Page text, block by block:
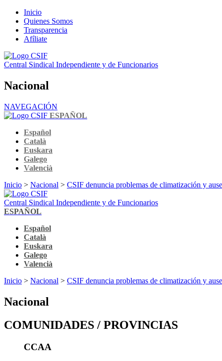
Inicio
Quienes Somos
Transparencia
Afíliate
Central Sindical Independiente y de Funcionarios
Nacional
NAVEGACIÓN
ESPAÑOL
Español
Català
Euskara
Galego
Valencià
Inicio > Nacional > CSIF denuncia problemas de climatización y
Central Sindical Independiente y de Funcionarios
ESPAÑOL
Español
Català
Euskara
Galego
Valencià
Inicio > Nacional > CSIF denuncia problemas de climatización y
Nacional
COMUNIDADES / PROVINCIAS
CCAA